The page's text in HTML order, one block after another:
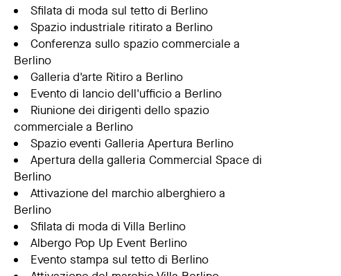
Sfilata di moda sul tetto di Berlino
Spazio industriale ritirato a Berlino
Conferenza sullo spazio commerciale a
Berlino
Galleria d'arte Ritiro a Berlino
Evento di lancio dell'ufficio a Berlino
Riunione dei dirigenti dello spazio
commerciale a Berlino
Spazio eventi Galleria Apertura Berlino
Apertura della galleria Commercial Space di
Berlino
Attivazione del marchio alberghiero a
Berlino
Sfilata di moda di Villa Berlino
Albergo Pop Up Event Berlino
Evento stampa sul tetto di Berlino